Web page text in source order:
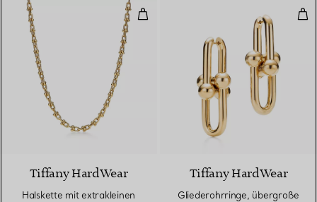
Halskette mit extrakleinen
2 Materialien
Tiffany HardWear
Halskette mit extrakleinen
Tiffany HardWear
Gliederohrringe, übergroße